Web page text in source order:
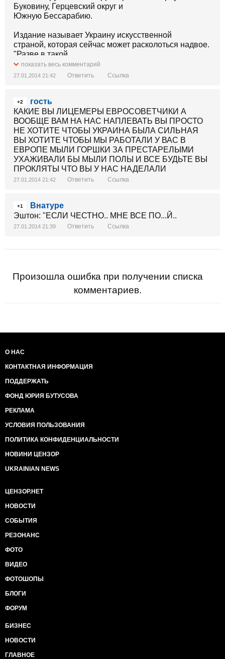
Буковину, Герцевский округ и
Южную Бессарабию.
Издание называет Украину искусственной
страной, которая сейчас может расколоться надвое.
"Разве в такой
ситуации румынское государство не должно
вмешаться, в том числе
Они приводят пример России, которая, по мнению
авторов статьи, точно
будет защищать русских Украины. Поэтому Румыния
должна не только не
исключать, но даже готовиться к подобному
сценарию, заключает Аdevarul.
Появление таких призывов в центральной прессе
на территориях
Западной Украины местное население
беспрепятственно, на протяжении
показать весь комментарий
27.01.2014 21:42 Ответить Ссылка
+2
гость
КАКИЕ ВЫ ЛИЦЕМЕРЫ ЕВРОСОВЕТЧИКИ А
ВООБЩЕ ВАМ НА НАС НАПЛЕВАТЬ ВЫ ПРОСТО
НЕ ХОТИТЕ ЧТОБЫ УКРАИНА БЫЛА СИЛЬНАЯ
ВЫ ХОТИТЕ ЧТОБЫ МЫ РАБОТАЛИ У ВАС В
ЕВРОПЕ МЫЛИ ГОРШКИ ЗА ПРЕСТАРЕЛЫМИ
УХАЖИВАЛИ БЫ МЫЛИ ПОЛЫ И ВСЕ БУДЬТЕ ВЫ
ПРОКЛЯТЫ ЧТО ВЫ У НАС НАДЕЛАЛИ
27.01.2014 21:42 Ответить Ссылка
+1
Внатуре
Эштон: "ЕСЛИ ЧЕСТНО.. МНЕ ВСЕ ПО...Й..
27.01.2014 21:39 Ответить Ссылка
Произошла ошибка при получении списка
комментариев.
О НАС
КОНТАКТНАЯ ИНФОРМАЦИЯ
ПОДДЕРЖАТЬ
ФОНД ЮРИЯ БУТУСОВА
РЕКЛАМА
УСЛОВИЯ ПОЛЬЗОВАНИЯ
ПОЛИТИКА КОНФИДЕНЦИАЛЬНОСТИ
НОВИНИ ЦЕНЗОР
UKRAINIAN NEWS
ЦЕНЗОР.НЕТ
НОВОСТИ
СОБЫТИЯ
РЕЗОНАНС
ФОТО
ВИДЕО
ФОТОШОПЫ
БЛОГИ
ФОРУМ
БИЗНЕС
НОВОСТИ
ГЛАВНОЕ